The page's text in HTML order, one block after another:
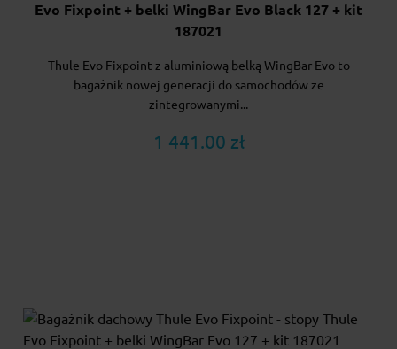
Evo Fixpoint + belki WingBar Evo Black 127 + kit
187021
Thule Evo Fixpoint z aluminiową belką WingBar Evo to
bagażnik nowej generacji do samochodów ze
zintegrowanymi...
1 441.00 zł